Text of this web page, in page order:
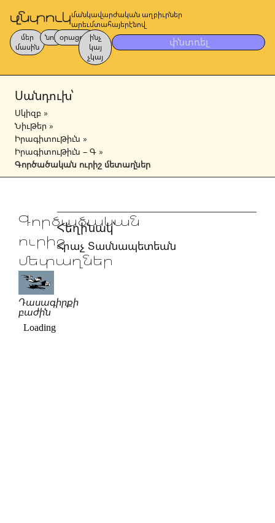
մանկավարժական աղբիւրներ
արեւմտահայերէնով
մեր
մասին
նոր օրացոյց
ինչ
կայ
չկայ
փնտռել
Սանդուխ՝
Սկիզբ »
Նիւթեր »
Իրագիտութիւն »
Իրագիտութիւն – Գ »
Գործածական ուրիշ մետաղներ
Գործածական
ուրիշ
մետաղներ
Դասագիրքի
բաժին
Հեղինակ՝
Հրաչ Տասնապետեան